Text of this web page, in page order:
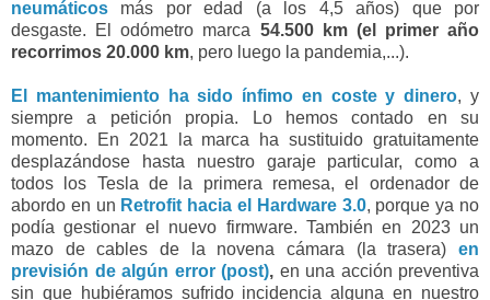
neumáticos más por edad (a los 4,5 años) que por
desgaste. El odómetro marca 54.500 km (el primer año
recorrimos 20.000 km, pero luego la pandemia,...).
El mantenimiento ha sido ínfimo en coste y dinero, y
siempre a petición propia. Lo hemos contado en su
momento. En 2021 la marca ha sustituido gratuitamente
desplazándose hasta nuestro garaje particular, como a
todos los Tesla de la primera remesa, el ordenador de
abordo en un Retrofit hacia el Hardware 3.0, porque ya no
podía gestionar el nuevo firmware. También en 2023 un
mazo de cables de la novena cámara (la trasera) en
previsión de algún error (post), en una acción preventiva
sin que hubiéramos sufrido incidencia alguna en nuestro